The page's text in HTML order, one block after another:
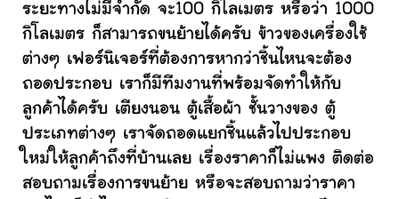
ระยะทางไม่มีจำกัด จะ100 กิโลเมตร หรือว่า 1000
กิโลเมตร ก็สามารถขนย้ายได้ครับ ข้าวของเครื่องใช้
ต่างๆ เฟอร์นิเจอร์ที่ต้องการหากว่าชิ้นไหนจะต้อง
ถอดประกอบ เราก็มีทีมงานที่พร้อมจัดทำให้กับ
ลูกค้าได้ครับ เตียงนอน ตู้เสื้อผ้า ชั้นวางของ ตู้
ประเภทต่างๆ เราจัดถอดแยกชิ้นแล้วไปประกอบ
ใหม่ให้ลูกค้าถึงที่บ้านเลย เรื่องราคาก็ไม่แพง ติดต่อ
สอบถามเรื่องการขนย้าย หรือจะสอบถามว่าราคา